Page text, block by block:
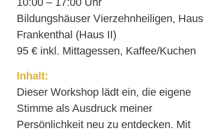
Bildungshäuser Vierzehnheiligen, Haus
Frankenthal (Haus II)
95 € inkl. Mittagessen, Kaffee/Kuchen
Inhalt:
Dieser Workshop lädt ein, die eigene
Stimme als Ausdruck meiner
Persönlichkeit neu zu entdecken. Mit